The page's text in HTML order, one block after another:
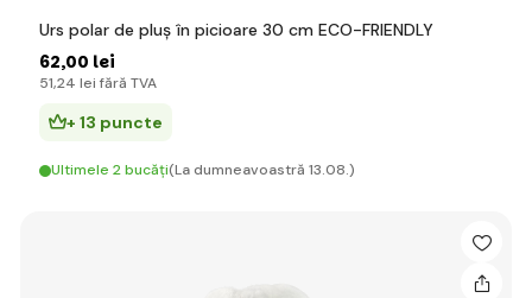
Urs polar de pluș în picioare 30 cm ECO-FRIENDLY
62,00 lei
51,24 lei fără TVA
+ 13 puncte
Ultimele 2 bucăți(La dumneavoastră 13.08.)